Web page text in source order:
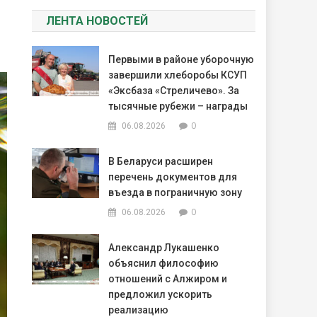
ЛЕНТА НОВОСТЕЙ
Первыми в районе уборочную
завершили хлеборобы КСУП
«Эксбаза «Стреличево». За
тысячные рубежи – награды
06.08.2026 0
В Беларуси расширен
перечень документов для
въезда в пограничную зону
06.08.2026 0
Александр Лукашенко
объяснил философию
отношений с Алжиром и
предложил ускорить
реализацию